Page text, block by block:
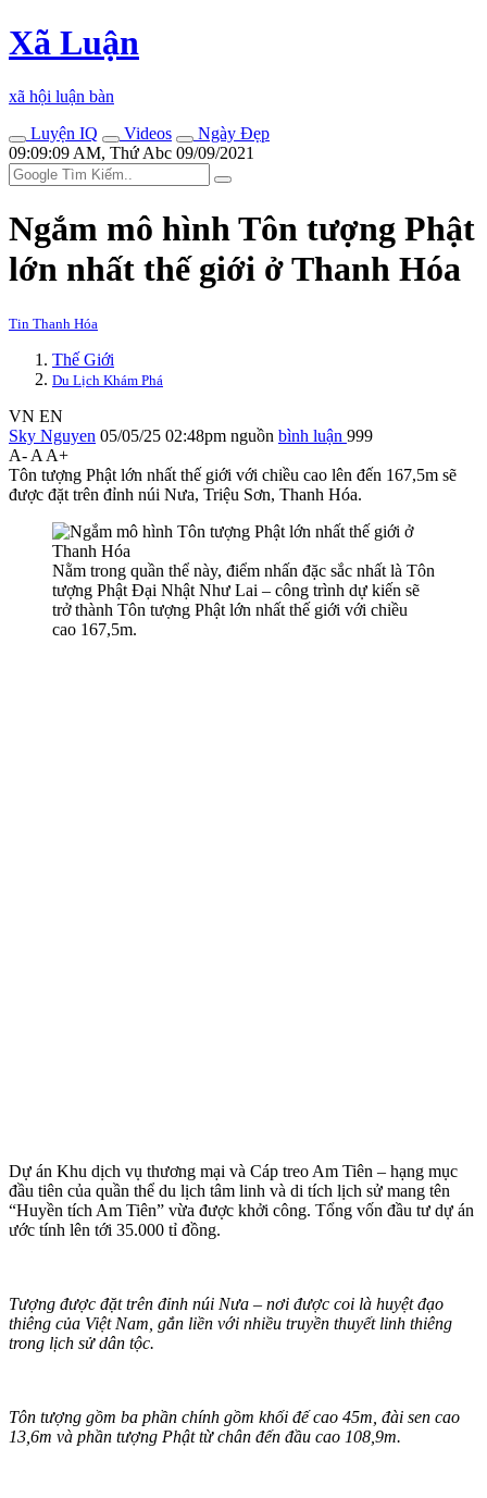
Xã Luận
xã hội luận bàn
Luyện IQ
Videos
Ngày Đẹp
09:09:09 AM, Thứ Abc 09/09/2021
Ngắm mô hình Tôn tượng Phật
lớn nhất thế giới ở Thanh Hóa
Tin Thanh Hóa
Thế Giới
Du Lịch Khám Phá
VN EN
Sky Nguyen 05/05/25 02:48pm nguồn bình luận 999
A- A A+
Tôn tượng Phật lớn nhất thế giới với chiều cao lên đến 167,5m sẽ
được đặt trên đỉnh núi Nưa, Triệu Sơn, Thanh Hóa.
Nằm trong quần thể này, điểm nhấn đặc sắc nhất là Tôn
tượng Phật Đại Nhật Như Lai – công trình dự kiến sẽ
trở thành Tôn tượng Phật lớn nhất thế giới với chiều
cao 167,5m.
Dự án Khu dịch vụ thương mại và Cáp treo Am Tiên – hạng mục
đầu tiên của quần thể du lịch tâm linh và di tích lịch sử mang tên
“Huyền tích Am Tiên” vừa được khởi công. Tổng vốn đầu tư dự án
ước tính lên tới 35.000 tỉ đồng.
Tượng được đặt trên đỉnh núi Nưa – nơi được coi là huyệt đạo
thiêng của Việt Nam, gắn liền với nhiều truyền thuyết linh thiêng
trong lịch sử dân tộc.
Tôn tượng gồm ba phần chính gồm khối đế cao 45m, đài sen cao
13,6m và phần tượng Phật từ chân đến đầu cao 108,9m.